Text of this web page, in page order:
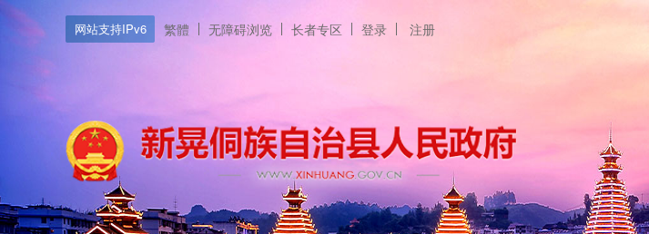
网站支持IPv6 繁體 无障碍浏览 长者专区 登录 注册